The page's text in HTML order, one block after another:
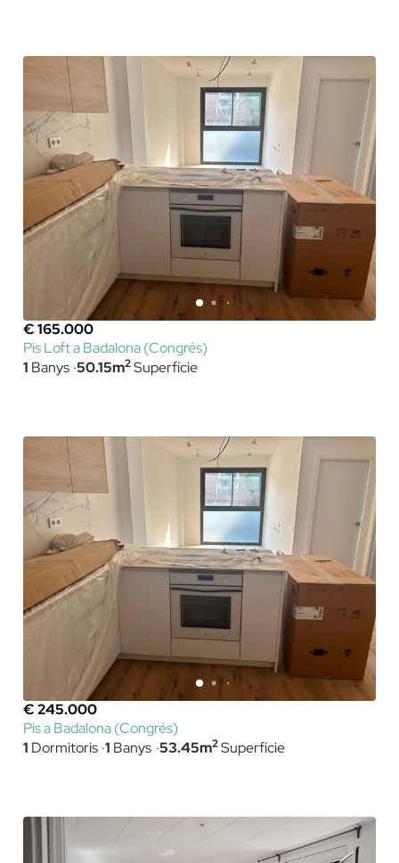
€ 165.000
Pis Loft a Badalona (Congrés)
1 Banys 50.15m2Superfície
€ 245.000
Pis a Badalona (Congrés)
1 Dormitoris 1 Banys 53.45m2Superfície